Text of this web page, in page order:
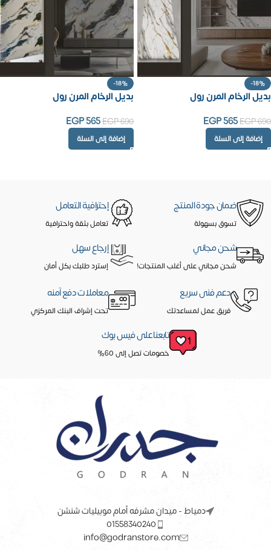
-18%
بديل الرخام المرن رول
EGP690
EGP565
إضافة إلى السلة
-18%
بديل الرخام المرن رول
EGP690
EGP565
إضافة إلى السلة
ضمان جودة المنتج
تسوق بسهولة
إحترافية التعامل
تعامل بثقة واحترافية
شحن مجاني
شحن مجاني على أغلب المنتجات!
إرجاع سهل
إسترد طلبك بكل أمان
دعم فنى سريع
فريق عمل لمساعدتك
معاملات دفع آمنه
تحت إشراف البنك المركزي
تابعنا على فيس بوك
خصومات تصل إلى 60%
دمياط - ميدان مشرفه أمام موبيليات شنشن
01558340240
info@godranstore.com